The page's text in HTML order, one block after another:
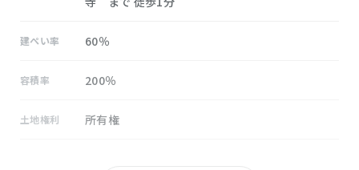
建ぺい率 60％
容積率 200％
土地権利 所有権